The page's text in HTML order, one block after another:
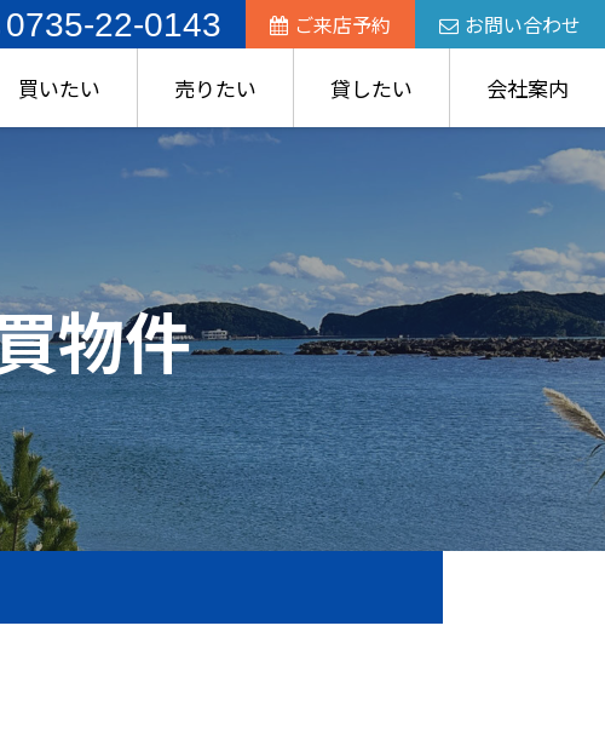
0735-22-0143 ご来店予約 お問い合わせ
買いたい 売りたい 貸したい 会社案内
物件